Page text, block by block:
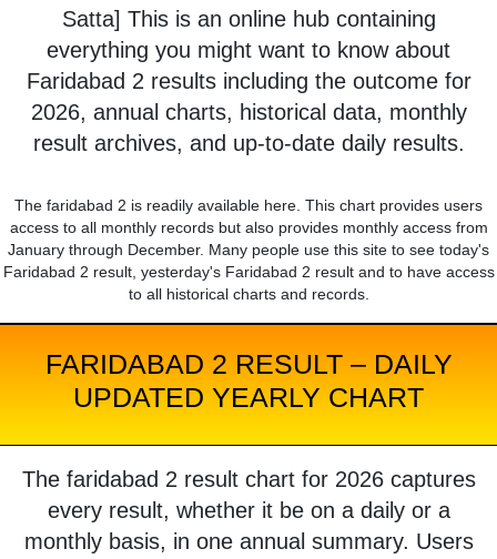
Satta] This is an online hub containing
everything you might want to know about
Faridabad 2 results including the outcome for
2026, annual charts, historical data, monthly
result archives, and up-to-date daily results.
The faridabad 2 is readily available here. This chart provides users
access to all monthly records but also provides monthly access from
January through December. Many people use this site to see today's
Faridabad 2 result, yesterday's Faridabad 2 result and to have access
to all historical charts and records.
FARIDABAD 2 RESULT – DAILY
UPDATED YEARLY CHART
The faridabad 2 result chart for 2026 captures
every result, whether it be on a daily or a
monthly basis, in one annual summary. Users